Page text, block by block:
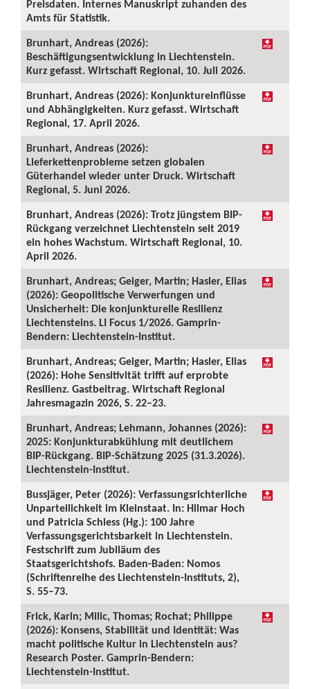
Preisdaten. Internes Manuskript zuhanden des
Amts für Statistik.
Brunhart, Andreas (2026):
Beschäftigungsentwicklung in Liechtenstein.
Kurz gefasst. Wirtschaft Regional, 10. Juli 2026.
Brunhart, Andreas (2026): Konjunktureinflüsse
und Abhängigkeiten. Kurz gefasst. Wirtschaft
Regional, 17. April 2026.
Brunhart, Andreas (2026):
Lieferkettenprobleme setzen globalen
Güterhandel wieder unter Druck. Wirtschaft
Regional, 5. Juni 2026.
Brunhart, Andreas (2026): Trotz jüngstem BIP-
Rückgang verzeichnet Liechtenstein seit 2019
ein hohes Wachstum. Wirtschaft Regional, 10.
April 2026.
Brunhart, Andreas; Geiger, Martin; Hasler, Elias
(2026): Geopolitische Verwerfungen und
Unsicherheit: Die konjunkturelle Resilienz
Liechtensteins. LI Focus 1/2026. Gamprin-
Bendern: Liechtenstein-Institut.
Brunhart, Andreas; Geiger, Martin; Hasler, Elias
(2026): Hohe Sensitivität trifft auf erprobte
Resilienz. Gastbeitrag. Wirtschaft Regional
Jahresmagazin 2026, S. 22–23.
Brunhart, Andreas; Lehmann, Johannes (2026):
2025: Konjunkturabkühlung mit deutlichem
BIP-Rückgang. BIP-Schätzung 2025 (31.3.2026).
Liechtenstein-Institut.
Bussjäger, Peter (2026): Verfassungsrichterliche
Unparteilichkeit im Kleinstaat. In: Hilmar Hoch
und Patricia Schiess (Hg.): 100 Jahre
Verfassungsgerichtsbarkeit in Liechtenstein.
Festschrift zum Jubiläum des
Staatsgerichtshofs. Baden-Baden: Nomos
(Schriftenreihe des Liechtenstein-Instituts, 2),
S. 55–73.
Frick, Karin; Milic, Thomas; Rochat; Philippe
(2026): Konsens, Stabilität und Identität: Was
macht politische Kultur in Liechtenstein aus?
Research Poster. Gamprin-Bendern:
Liechtenstein-Institut.